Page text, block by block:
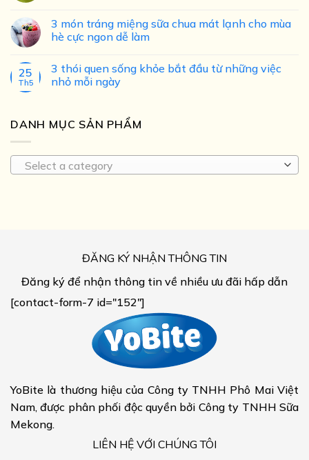
3 món tráng miệng sữa chua mát lạnh cho mùa
hè cực ngon dễ làm
25
Th5
3 thói quen sống khỏe bắt đầu từ những việc
nhỏ mỗi ngày
DANH MỤC SẢN PHẨM
Select a category
ĐĂNG KÝ NHẬN THÔNG TIN
Đăng ký để nhận thông tin về nhiều ưu đãi hấp dẫn
[contact-form-7 id="152"]
YoBite là thương hiệu của Công ty TNHH Phô Mai Việt
Nam, được phân phối độc quyền bởi Công ty TNHH Sữa
Mekong.
LIÊN HỆ VỚI CHÚNG TÔI